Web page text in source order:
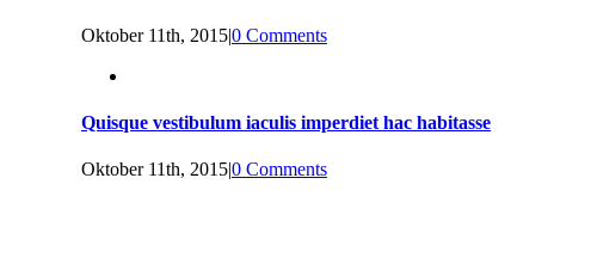
Oktober 11th, 2015|0 Comments
Quisque vestibulum iaculis imperdiet hac habitasse
Oktober 11th, 2015|0 Comments